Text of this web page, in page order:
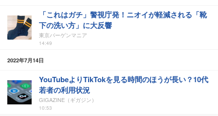
「これはガチ」警視庁発！ニオイが軽減される「靴
下の洗い方」に大反響
東京バーゲンマニア
14:49
2022年7月14日
YouTubeよりTikTokを見る時間のほうが長い？10代
若者の利用状況
GIGAZINE（ギガジン）
10:53